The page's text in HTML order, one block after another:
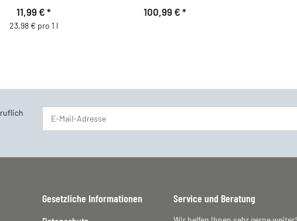
500ml KCX
11,99 € *
23,98 € pro 1 l
100,99 € *
Gesetzliche Informationen Service und Beratung